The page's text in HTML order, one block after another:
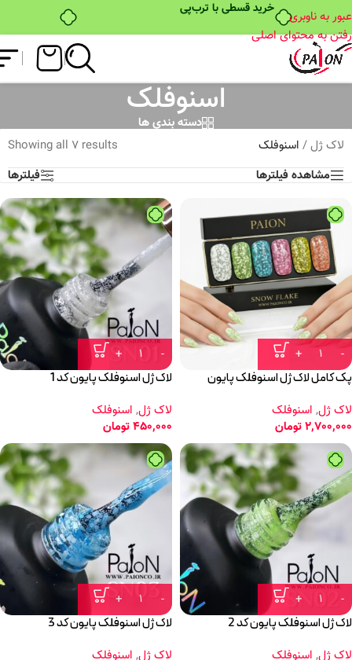
خرید قسطی با ترب‌پی
عبور به ناوبری
رفتن به محتوای اصلی
اسنوفلک
دسته بندی ها
لاک ژل/ اسنوفلک
Showing all 7 results
مشاهده فیلترها
فیلترها
پک کامل لاک ژل اسنوفلک پایون
لاک ژل, اسنوفلک
2,700,000تومان
لاک ژل اسنوفلک پایون کد 1
لاک ژل, اسنوفلک
450,000تومان
لاک ژل اسنوفلک پایون کد 2
لاک ژل, اسنوفلک
لاک ژل اسنوفلک پایون کد 3
لاک ژل, اسنوفلک